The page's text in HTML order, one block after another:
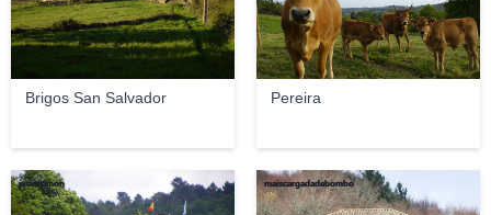
Brigos San Salvador Pereira
jesussimon maiscargadadebombo